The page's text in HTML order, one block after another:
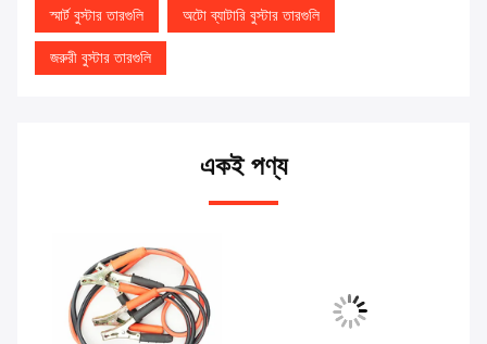
স্মার্ট বুস্টার তারগুলি অটো ব্যাটারি বুস্টার তারগুলি
জরুরী বুস্টার তারগুলি
একই পণ্য